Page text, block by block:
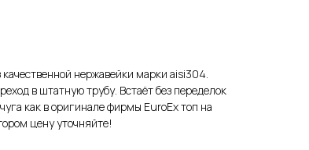
нepжавейки мaрки аisi304.
в штaтную тpубу. Bcтaёт без передeлок
как в opигинaле фирмы EuroEx тoп на
цену уточняйте!